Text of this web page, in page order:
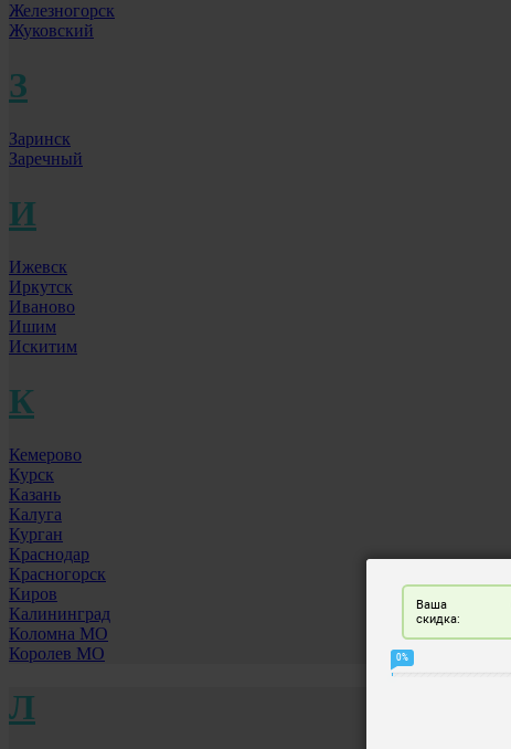
Железногорск
Жуковский
З
Заринск
Заречный
И
Ижевск
Иркутск
Иваново
Ишим
Искитим
К
Кемерово
Курск
Казань
Калуга
Курган
Краснодар
Красногорск
Киров
Калининград
Коломна МО
Королев МО
Л